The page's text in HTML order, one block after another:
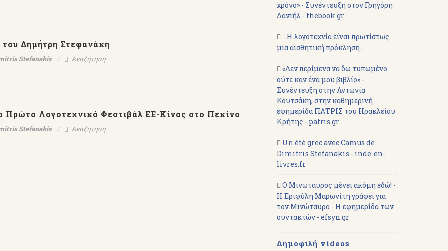
Δημήτρη Στεφανάκη
Stefanakis Αναζήτηση
Πρώτο Λογοτεχνικό Φεστιβάλ ΕΕ-Κίνας στο Πεκίνο
Stefanakis Αναζήτηση
χρόνο» - Συνέντευξη στον Γρηγόρη
Δανιήλ - thebook.gr
...Η λογοτεχνία είναι πρωτίστως
μια αισθητική πρόκληση...
«Δεν περίμενα να δω τυπωμένο
ούτε καν ένα μου βιβλίο» -
Συνέντευξη στην Αντωνία
Κουτσάκη, στην καθημερινή
εφημερίδα ΠΑΤΡΙΣ του Ηρακλείου
Κρήτης - patris.gr
Un été grec avec Camus de
Dimitris Stefanakis - inde-en-
livres.fr
Ο Μινώταυρος μένει ακόμη εδώ! -
Η Εριφύλη Μαρωνίτη γράφει για
τον Μινώταυρο - Η εφημερίδα των
συντακτών - efsyn.gr
Δημοφιλή videos